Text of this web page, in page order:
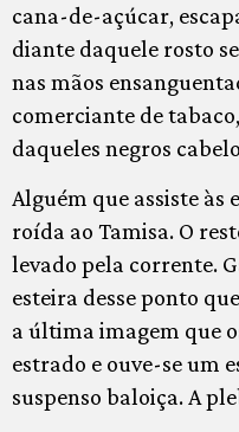
cana-de-açúcar,
diante daquele rosto
nas mãos
comerciante de
daqueles negros
Alguém que assiste às
roída ao Tamisa. O
levado pela corrente.
esteira desse ponto
a última imagem que
estrado e ouve-se um
suspenso baloiça. A